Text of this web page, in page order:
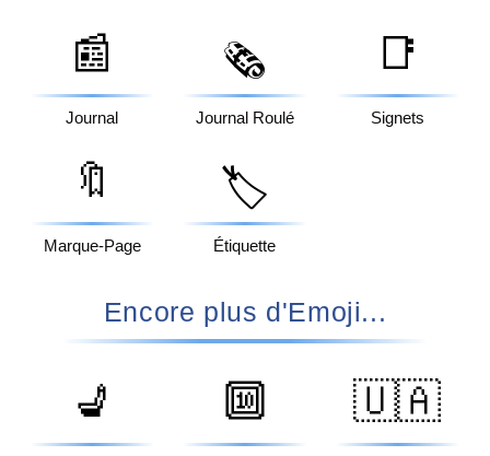
📰
Journal
🗞️
Journal Roulé
📑
Signets
🔖
Marque-Page
🏷️
Étiquette
Encore plus d'Emoji...
💺 🔟 🇺🇦